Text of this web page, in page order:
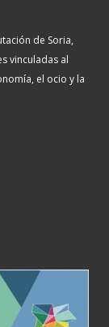
de Soria,
vinculadas al
el ocio y la